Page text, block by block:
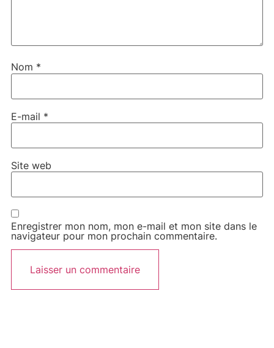
Nom *
E-mail *
Site web
Enregistrer mon nom, mon e-mail et mon site dans le
navigateur pour mon prochain commentaire.